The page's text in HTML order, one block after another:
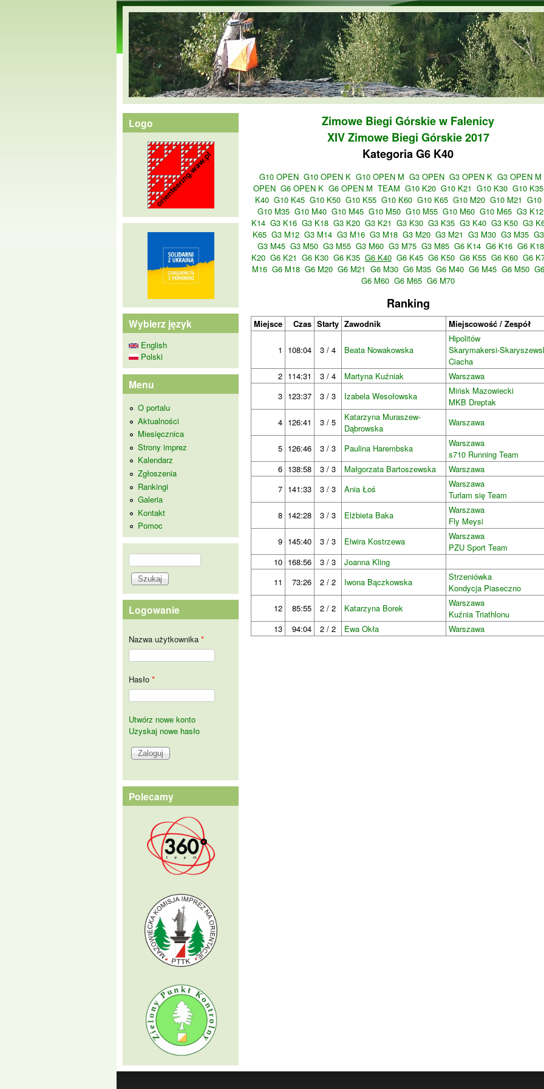
Przejdź do treści
orienteering.waw.pl
Zimowe Biegi Górskie w Falenicy
XIV Zimowe Biegi Górskie 2017
Kategoria G6 K40
G10 OPEN G10 OPEN K G10 OPEN M G3 OPEN G3 OPEN K G3 OPEN M
OPEN G6 OPEN K G6 OPEN M TEAM G10 K20 G10 K21 G10 K30 G10 K35
K40 G10 K45 G10 K50 G10 K55 G10 K60 G10 K65 G10 M20 G10 M21 G10
G10 M35 G10 M40 G10 M45 G10 M50 G10 M55 G10 M60 G10 M65 G3 K12
K14 G3 K16 G3 K18 G3 K20 G3 K21 G3 K30 G3 K35 G3 K40 G3 K50 G3
K65 G3 M12 G3 M14 G3 M16 G3 M18 G3 M20 G3 M21 G3 M30 G3 M35
G3 M45 G3 M50 G3 M55 G3 M60 G3 M75 G3 M85 G6 K14 G6 K16 G6 K18
K20 G6 K21 G6 K30 G6 K35 G6 K40 G6 K45 G6 K50 G6 K55 G6 K60 G6
M16 G6 M18 G6 M20 G6 M21 G6 M30 G6 M35 G6 M40 G6 M45 G6 M50
G6 M60 G6 M65 G6 M70
Ranking
Miejsce Czas Starty Zawodnik Miejscowość / Zespół
1 108:04 3 / 4 Beata Nowakowska
Hipolitów
Skarymakersi-
Ciacha
2 114:31 3 / 4 Martyna Kuźniak
Warszawa
3 123:37 3 / 3 Izabela Wesołowska
Mińsk Mazowiecki
MKB Dreptak
4 126:41 3 / 5
Katarzyna Muraszew-
Dąbrowska
Warszawa
5 126:46 3 / 3 Paulina Harembska
Warszawa
s710 Running Team
6 138:58 3 / 3 Małgorzata Bartoszewska
Warszawa
7 141:33 3 / 3 Ania Łoś
Warszawa
Turlam się Team
8 142:28 3 / 3 Elżbieta Baka
Warszawa
Fly Meysi
9 145:40 3 / 3 Elwira Kostrzewa
Warszawa
PZU Sport Team
10 168:56 3 / 3
Joanna Kling
11
73:26 2 / 2 Iwona Bączkowska
Strzeniówka
Kondycja Piaseczno
12
85:55 2 / 2 Katarzyna Borek
Warszawa
Kuźnia Triathlonu
13
94:04 2 / 2 Ewa Okła Warszawa
Logo
Wybierz język
English
Polski
Menu
O portalu
Aktualności
Miesięcznica
Strony imprez
Kalendarz
Zgłoszenia
Rankingi
Galeria
Kontakt
Pomoc
Formularz wyszukiwania
Szukaj
Logowanie
Nazwa użytkownika *
Hasło *
Utwórz nowe konto
Uzyskaj nowe hasło
Polecamy